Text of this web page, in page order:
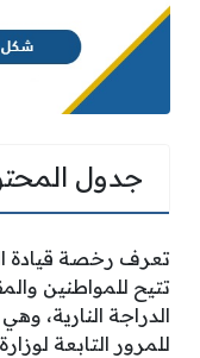
جدول
تعرف رخصة قيادة
تتيح للمواطنين
الدراجة النارية،
للمرور التابعة